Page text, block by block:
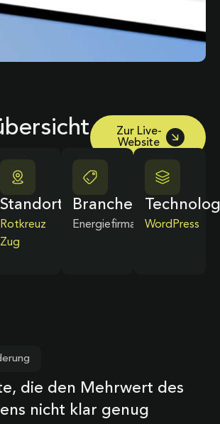
Zur Live-
Website
Standort
Rotkreuz
Zug
Branche
Energiefirma WordPress
die den Mehrwert des
nicht klar genug